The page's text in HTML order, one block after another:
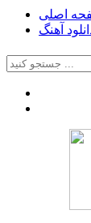
اصلی
آهنگ